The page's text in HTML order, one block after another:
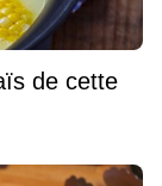
de cette